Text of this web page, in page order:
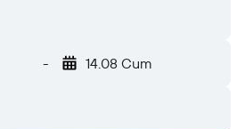
- 14.08 Cum